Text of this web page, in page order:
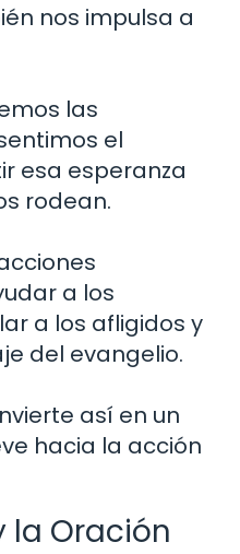
nos impulsa a
las
el
esa esperanza
rodean.
a los
a los afligidos y
del evangelio.
así en un
hacia la acción
la Oración